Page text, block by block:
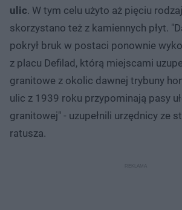
ulic. W tym celu użyto aż pięciu
skorzystano też z kamiennych płyt.
pokrył bruk w postaci ponownie
z placu Defilad, którą miejscami
granitowe z okolic dawnej trybuny
ulic z 1939 roku przypominają pasy
granitowej" - uzupełnili urzędnicy ze
ratusza.